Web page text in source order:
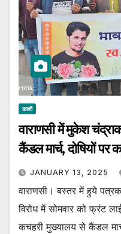
काशी
वाराणसी में मुकेश
कैंडल मार्च, दोषियों पर
JANUARY 13, 2025
वाराणसी। बस्तर में हुये
विरोध में सोमवार को फ्रंट
कचहरी मुख्यालय से कैंडल